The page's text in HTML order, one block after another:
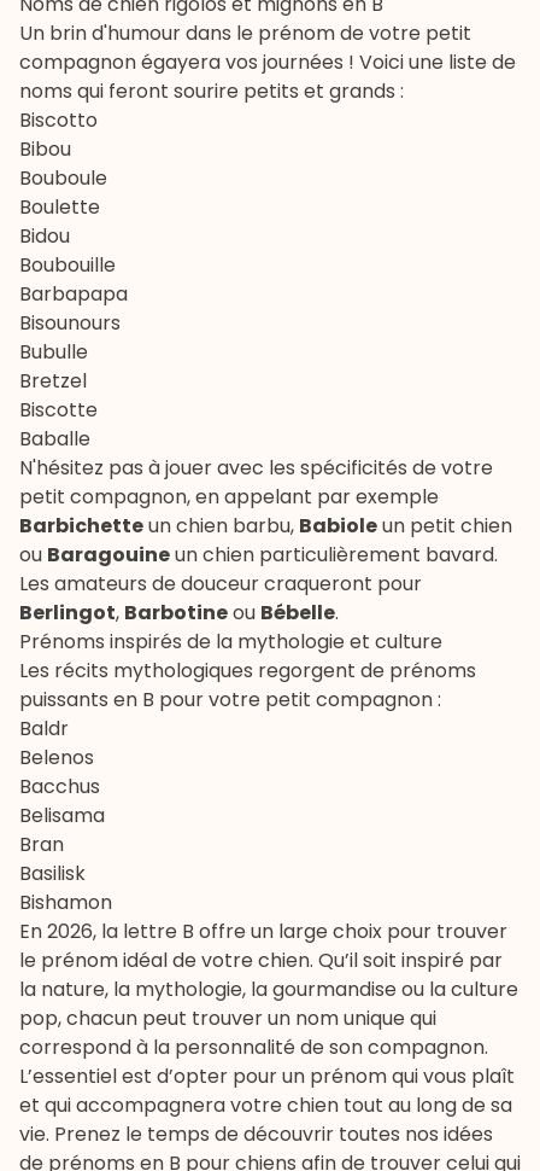
Un brin d'humour dans le prénom de votre petit
compagnon égayera vos journées ! Voici une liste de
noms qui feront sourire petits et grands :
Biscotto
Bibou
Bouboule
Boulette
Bidou
Boubouille
Barbapapa
Bisounours
Bubulle
Bretzel
Biscotte
Baballe
N'hésitez pas à jouer avec les spécificités de votre
petit compagnon, en appelant par exemple
Barbichetteun chien barbu, Babioleun petit chien
ou Baragouineun chien particulièrement bavard.
Les amateurs de douceur craqueront pour
Berlingot, Barbotineou Bébelle.
Prénoms inspirés de la mythologie et culture
Les récits mythologiques regorgent de prénoms
puissants en B pour votre petit compagnon :
Baldr
Belenos
Bacchus
Belisama
Bran
Basilisk
Bishamon
En 2026, la lettre B offre un large choix pour trouver
le prénom idéal de votre chien. Qu’il soit inspiré par
la nature, la mythologie, la gourmandise ou la culture
pop, chacun peut trouver un nom unique qui
correspond à la personnalité de son compagnon.
L’essentiel est d’opter pour un prénom qui vous plaît
et qui accompagnera votre chien tout au long de sa
vie. Prenez le temps de découvrir toutes nos idées
de prénoms en B pour chiens afin de trouver celui qui